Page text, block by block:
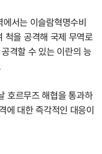
서는 이슬람혁명수비
척을 공격해 국제 무역로
격할 수 있는 이란의 능
호르무즈 해협을 통과하
에 대한 즉각적인 대응이